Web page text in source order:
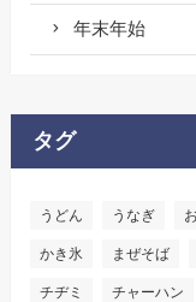
年末年始
タグ
うどん うなぎ
かき氷 まぜそば
チヂミ チャーハン